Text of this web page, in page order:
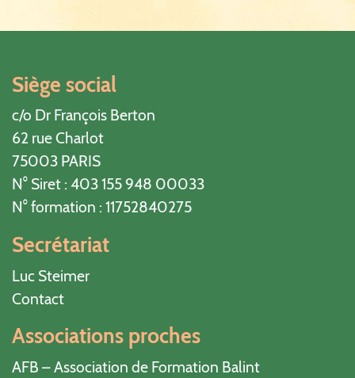
Siège social
c/o Dr François Berton
62 rue Charlot
75003 PARIS
N° Siret : 403 155 948 00033
N° formation : 11752840275
Secrétariat
Luc Steimer
Contact
Associations proches
AFB – Association de Formation Balint